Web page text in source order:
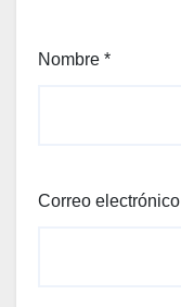
Nombre *
Correo electrónico